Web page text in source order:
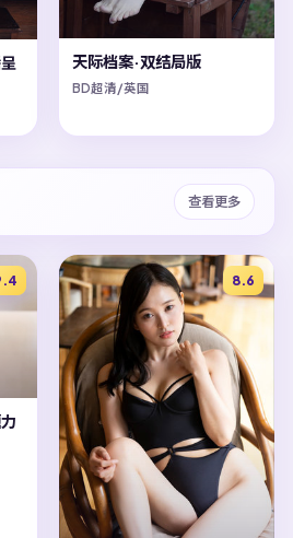
天际档案·双结局版
BD超清/英国
查看更多
8.6